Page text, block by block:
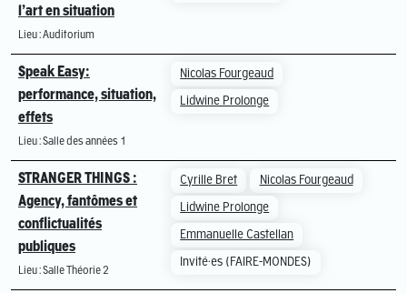
l’art en situation
Lieu : Auditorium
Speak Easy:
performance, situation,
effets
Lieu : Salle des années 1
Nicolas Fourgeaud
Lidwine Prolonge
STRANGER THINGS :
Agency, fantômes et
conflictualités
publiques
Lieu : Salle Théorie 2
Cyrille Bret Nicolas Fourgeaud
Lidwine Prolonge
Emmanuelle Castellan
Invité·es (FAIRE-MONDES)